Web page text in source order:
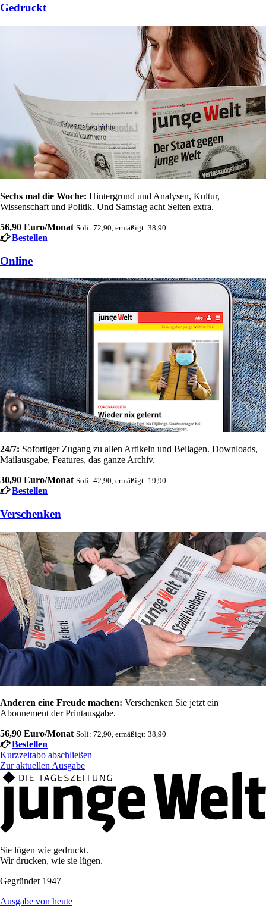
Gedruckt
Sechs mal die Woche: Hintergrund und Analysen, Kultur,
Wissenschaft und Politik. Und Samstag acht Seiten extra.
56,90 Euro/Monat Soli: 72,90, ermäßigt: 38,90
Bestellen
Online
24/7: Sofortiger Zugang zu allen Artikeln und Beilagen. Downloads,
Mailausgabe, Features, das ganze Archiv.
30,90 Euro/Monat Soli: 42,90, ermäßigt: 19,90
Bestellen
Verschenken
Anderen eine Freude machen: Verschenken Sie jetzt ein
Abonnement der Printausgabe.
56,90 Euro/Monat Soli: 72,90, ermäßigt: 38,90
Bestellen
Kurzzeitabo abschließen
Zur aktuellen Ausgabe
Sie lügen wie gedruckt.
Wir drucken, wie sie lügen.
Gegründet 1947
Ausgabe von heute